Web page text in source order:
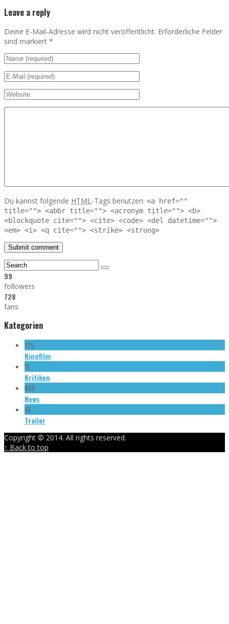
Leave a reply
Deine E-Mail-Adresse wird nicht veröffentlicht. Erforderliche Felder
sind markiert *
Du kannst folgende HTML -Tags benutzen: <a href=""
title=""> <abbr title=""> <acronym title=""> <b>
<blockquote cite=""> <cite> <code> <del datetime="">
<em> <i> <q cite=""> <strike> <strong>
99
followers
728
fans
Kategorien
175
Kinofilm
11
Kritiken
455
News
15
Trailer
Copyright © 2014. All rights reserved.
↑ Back to top